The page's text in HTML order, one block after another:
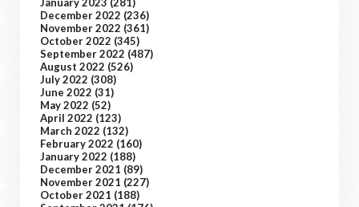
January 2023 (281)
December 2022 (236)
November 2022 (361)
October 2022 (345)
September 2022 (487)
August 2022 (526)
July 2022 (308)
June 2022 (31)
May 2022 (52)
April 2022 (123)
March 2022 (132)
February 2022 (160)
January 2022 (188)
December 2021 (89)
November 2021 (227)
October 2021 (188)